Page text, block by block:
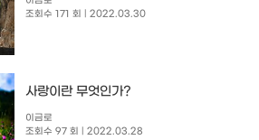
조회수 171 회
| 2022.03.30
사랑이란 무엇인가?
이금로
조회수 97 회
| 2022.03.28